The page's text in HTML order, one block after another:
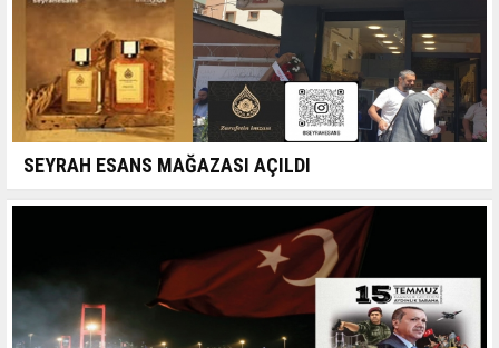
SEYRAH ESANS MAĞAZASI AÇILDI